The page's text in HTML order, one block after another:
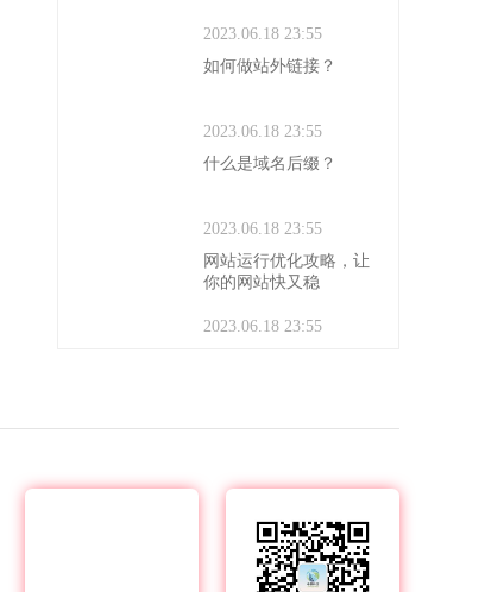
2023.06.18 23:55
如何做站外链接？
2023.06.18 23:55
什么是域名后缀？
2023.06.18 23:55
网站运行优化攻略，让
你的网站快又稳
2023.06.18 23:55